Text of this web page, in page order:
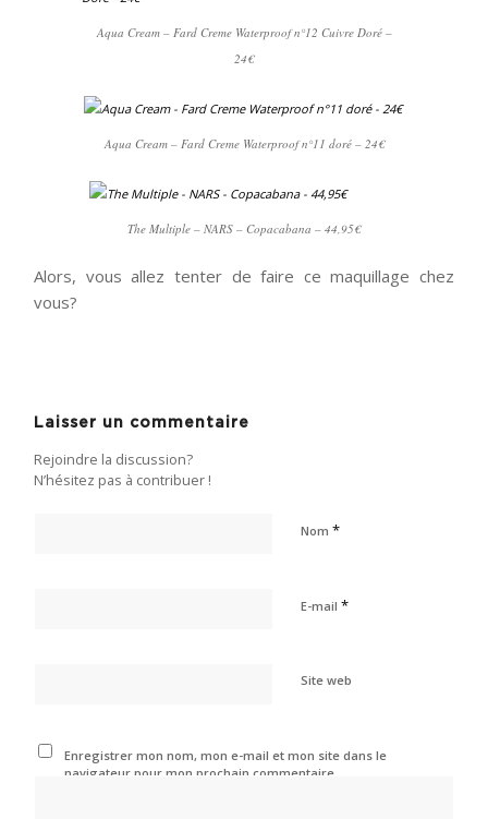
Aqua Cream – Fard Creme Waterproof n°12 Cuivre Doré –
24€
Aqua Cream – Fard Creme Waterproof n°11 doré – 24€
The Multiple – NARS – Copacabana – 44,95€
Alors, vous allez tenter de faire ce maquillage chez
vous?
Laisser un commentaire
Rejoindre la discussion?
N’hésitez pas à contribuer !
Nom*
E-mail*
Site web
Enregistrer mon nom, mon e-mail et mon site dans le
navigateur pour mon prochain commentaire.